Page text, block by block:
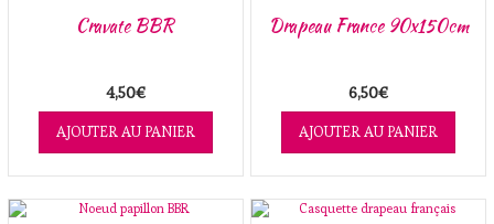
Cravate BBR
4,50€
AJOUTER AU PANIER
Drapeau France 90x150cm
6,50€
AJOUTER AU PANIER